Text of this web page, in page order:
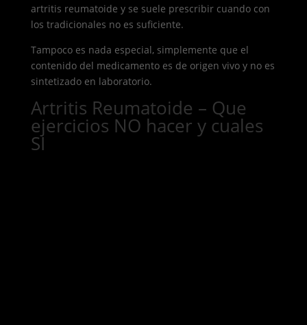
artritis reumatoide y se suele prescribir cuando con
los tradicionales no es suficiente.
Tampoco es nada especial, simplemente que el
contenido del medicamento es de origen vivo y no es
sintetizado en laboratorio.
Artritis Reumatoide – Que
ejercicios NO hacer y cuales
SI